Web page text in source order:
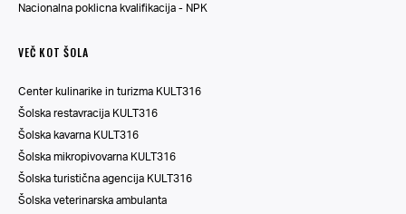
Nacionalna poklicna kvalifikacija - NPK
VEČ KOT ŠOLA
Center kulinarike in turizma KULT316
Šolska restavracija KULT316
Šolska kavarna KULT316
Šolska mikropivovarna KULT316
Šolska turistična agencija KULT316
Šolska veterinarska ambulanta